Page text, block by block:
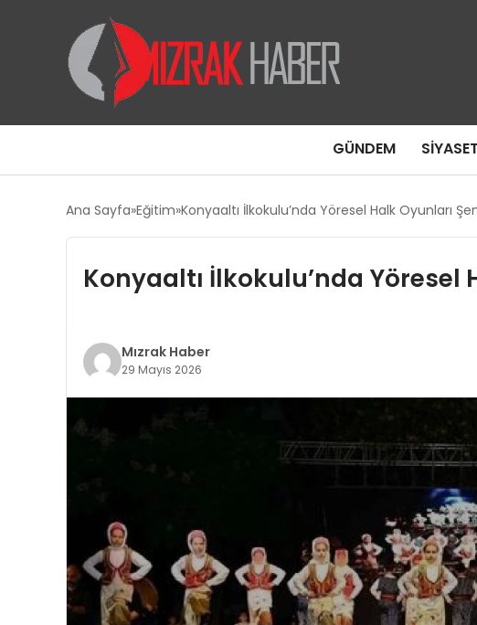
GÜNDEM SIYASET
Ana Sayfa Eğitim Konyaaltı İlkokulu’nda Yöresel Halk Oyunları
Konyaaltı İlkokulu’nda Yöresel
Mızrak Haber
29 Mayıs 2026